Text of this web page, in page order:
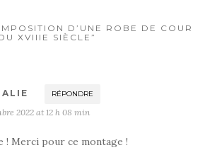
D’UNE ROBE DE COUR
XVIIIE SIÈCLE”
RÉPONDRE
2022 at 12 h 08 min
! Merci pour ce montage !